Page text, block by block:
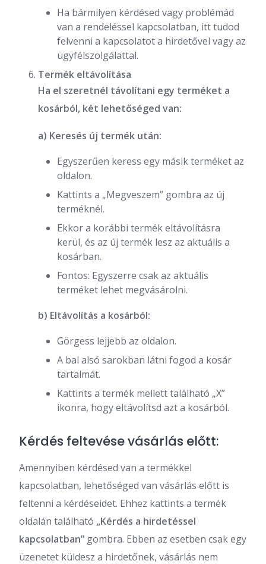
Ha bármilyen kérdésed vagy problémád
van a rendeléssel kapcsolatban, itt tudod
felvenni a kapcsolatot a hirdetővel vagy az
ügyfélszolgálattal.
Termék eltávolítása
Ha el szeretnél távolítani egy terméket a
kosárból, két lehetőséged van:
a) Keresés új termék után:
Egyszerűen keress egy másik terméket az
oldalon.
Kattints a „Megveszem” gombra az új
terméknél.
Ekkor a korábbi termék eltávolításra
kerül, és az új termék lesz az aktuális a
kosárban.
Fontos: Egyszerre csak az aktuális
terméket lehet megvásárolni.
b) Eltávolítás a kosárból:
Görgess lejjebb az oldalon.
A bal alsó sarokban látni fogod a kosár
tartalmát.
Kattints a termék mellett található „X”
ikonra, hogy eltávolítsd azt a kosárból.
Kérdés feltevése vásárlás előtt:
Amennyiben kérdésed van a termékkel
kapcsolatban, lehetőséged van vásárlás előtt is
feltenni a kérdéseidet. Ehhez kattints a termék
oldalán található „Kérdés a hirdetéssel
kapcsolatban” gombra. Ebben az esetben csak egy
üzenetet küldesz a hirdetőnek, vásárlás nem